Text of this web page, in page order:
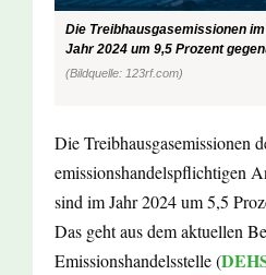
Die Treibhausgasemissionen
Jahr 2024 um 9,5 Prozent
(Bildquelle: 123rf.com)
Die Treibhausgasemissionen
emissionshandelspflichtigen
sind im Jahr 2024 um 5,5
Das geht aus dem aktuellen
Emissionshandelsstelle (